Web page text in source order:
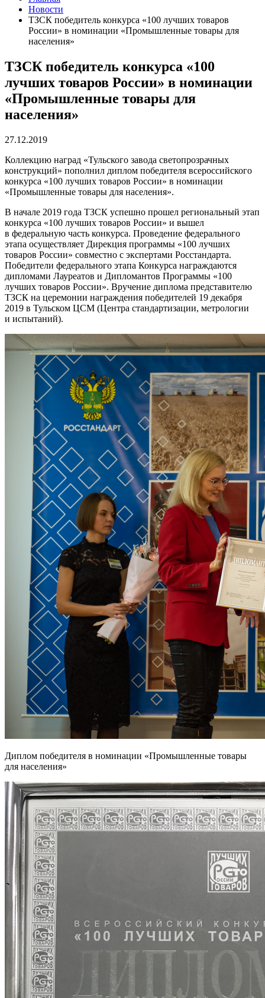
Новости
ТЗСК победитель конкурса «100 лучших товаров
России» в номинации «Промышленные товары для
населения»
ТЗСК победитель конкурса «100
лучших товаров России» в номинации
«Промышленные товары для
населения»
27.12.2019
Коллекцию наград «Тульского завода светопрозрачных
конструкций» пополнил диплом победителя всероссийского
конкурса «100 лучших товаров России» в номинации
«Промышленные товары для населения».
В начале 2019 года ТЗСК успешно прошел региональный этап
конкурса «100 лучших товаров России» и вышел
в федеральную часть конкурса. Проведение федерального
этапа осуществляет Дирекция программы «100 лучших
товаров России» совместно с экспертами Росстандарта.
Победители федерального этапа Конкурса награждаются
дипломами Лауреатов и Дипломантов Программы «100
лучших товаров России». Вручение диплома представителю
ТЗСК на церемонии награждения победителей 19 декабря
2019 в Тульском ЦСМ (Центра стандартизации, метрологии
и испытаний).
Диплом победителя в номинации «Промышленные товары
для населения»